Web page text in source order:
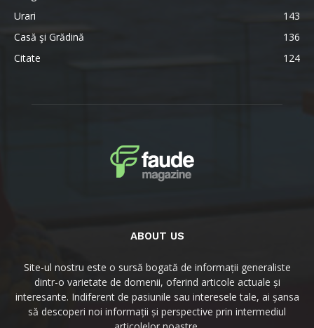
Urari
143
Casă şi Grădină
136
Citate
124
ABOUT US
Site-ul nostru este o sursă bogată de informații generaliste
dintr-o varietate de domenii, oferind articole actuale și
interesante. Indiferent de pasiunile sau interesele tale, ai șansa
să descoperi noi informații și perspective prin intermediul